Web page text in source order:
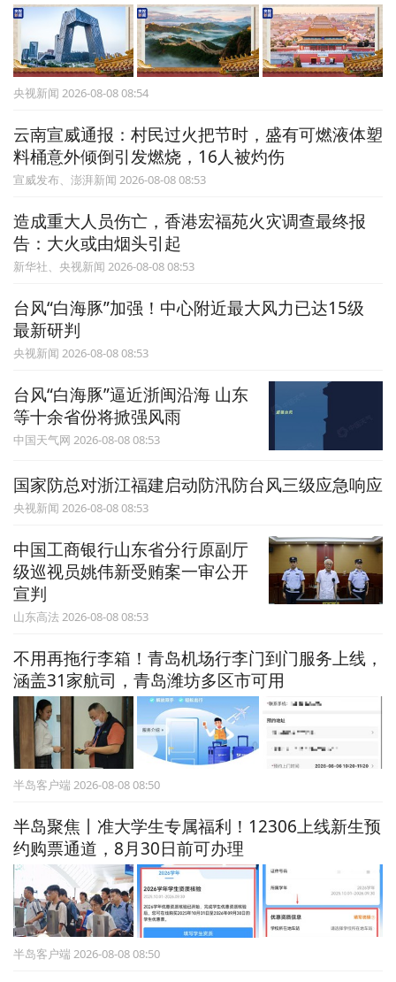
央视新闻 2026-08-08 08:54
云南宣威通报：村民过火把节时，盛有可燃液体塑
料桶意外倾倒引发燃烧，16人被灼伤
宣威发布、澎湃新闻 2026-08-08 08:53
造成重大人员伤亡，香港宏福苑火灾调查最终报
告：大火或由烟头引起
新华社、央视新闻 2026-08-08 08:53
台风“白海豚”加强！中心附近最大风力已达15级
最新研判
央视新闻 2026-08-08 08:53
台风“白海豚”逼近浙闽沿海 山东
等十余省份将掀强风雨
中国天气网 2026-08-08 08:53
国家防总对浙江福建启动防汛防台风三级应急响应
央视新闻 2026-08-08 08:53
中国工商银行山东省分行原副厅
级巡视员姚伟新受贿案一审公开
宣判
山东高法 2026-08-08 08:53
不用再拖行李箱！青岛机场行李门到门服务上线，
涵盖31家航司，青岛潍坊多区市可用
半岛客户端 2026-08-08 08:50
半岛聚焦丨准大学生专属福利！12306上线新生预
约购票通道，8月30日前可办理
半岛客户端 2026-08-08 08:50